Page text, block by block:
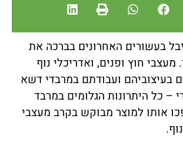
בעשורים האחרונים בברכה את
חוץ ופנים, ואדריכלי נוף
בעיצוביהם ועבודתם במרבדי דשא
– כל היתרונות הגלומים במרבד
אותו למוצר מבוקש בקרב מעצבי